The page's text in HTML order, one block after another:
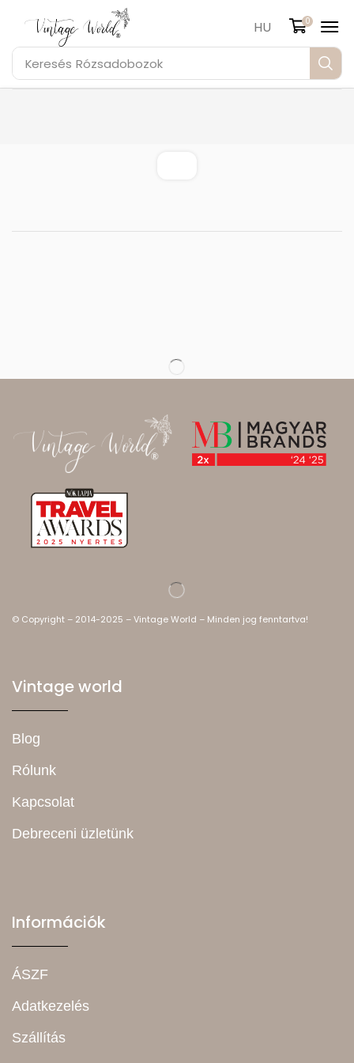
Keresés Rózsadobozok
HU 0
© Copyright – 2014-2025 – Vintage World – Minden jog fenntartva!
Vintage world
Blog
Rólunk
Kapcsolat
Debreceni üzletünk
Információk
ÁSZF
Adatkezelés
Szállítás